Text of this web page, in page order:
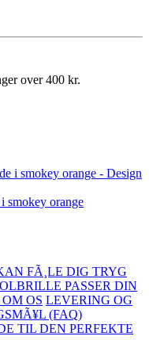
over 400 kr.
smokey orange
FÃ¸LE DIG TRYG
PASSER DIN
OS LEVERING OG
(FAQ)
TIL DEN PERFEKTE